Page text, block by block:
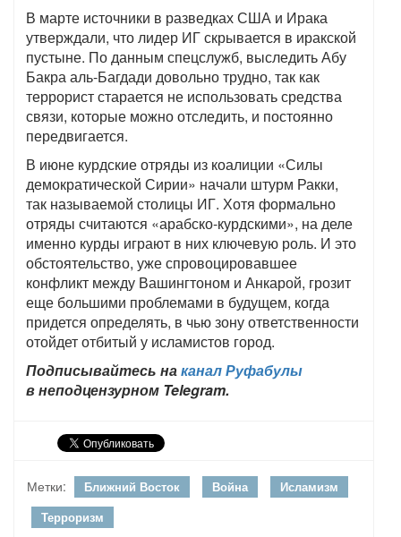
В марте источники в разведках США и Ирака
утверждали, что лидер ИГ скрывается в иракской
пустыне. По данным спецслужб, выследить Абу
Бакра аль-Багдади довольно трудно, так как
террорист старается не использовать средства
связи, которые можно отследить, и постоянно
передвигается.
В июне курдские отряды из коалиции «Силы
демократической Сирии» начали штурм Ракки,
так называемой столицы ИГ. Хотя формально
отряды считаются «арабско-курдскими», на деле
именно курды играют в них ключевую роль. И это
обстоятельство, уже спровоцировавшее
конфликт между Вашингтоном и Анкарой, грозит
еще большими проблемами в будущем, когда
придется определять, в чью зону ответственности
отойдет отбитый у исламистов город.
Подписывайтесь наканал Руфабулы
в неподцензурном Telegram.
Метки: Ближний Восток Война
Исламизм
Терроризм